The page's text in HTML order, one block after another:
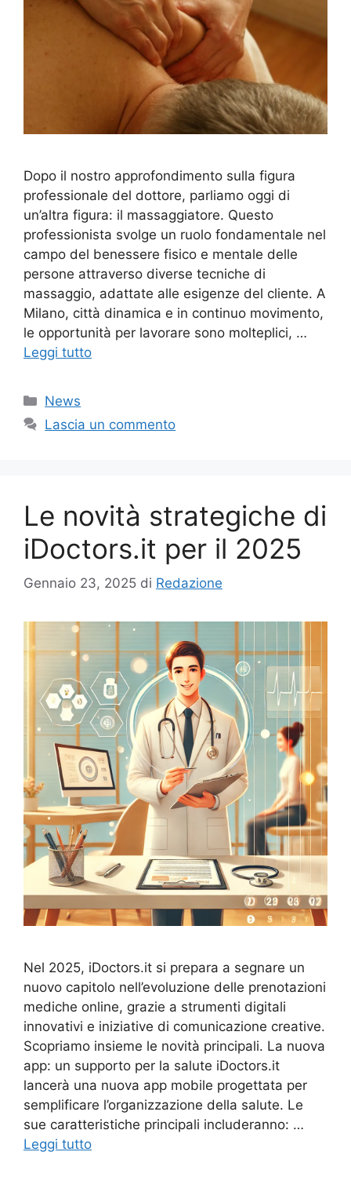
Dopo il nostro approfondimento sulla figura
professionale del dottore, parliamo oggi di
un’altra figura: il massaggiatore. Questo
professionista svolge un ruolo fondamentale nel
campo del benessere fisico e mentale delle
persone attraverso diverse tecniche di
massaggio, adattate alle esigenze del cliente. A
Milano, città dinamica e in continuo movimento,
le opportunità per lavorare sono molteplici, …
Leggi tutto
Categorie
News
Lascia un commento
Le novità strategiche di
iDoctors.it per il 2025
Gennaio 23, 2025 di Redazione
Nel 2025, iDoctors.it si prepara a segnare un
nuovo capitolo nell’evoluzione delle prenotazioni
mediche online, grazie a strumenti digitali
innovativi e iniziative di comunicazione creative.
Scopriamo insieme le novità principali. La nuova
app: un supporto per la salute iDoctors.it
lancerà una nuova app mobile progettata per
semplificare l’organizzazione della salute. Le
sue caratteristiche principali includeranno: …
Leggi tutto